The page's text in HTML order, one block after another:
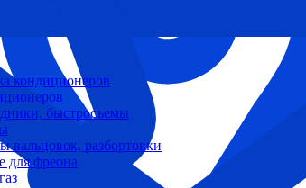
кондиционеров
быстросъемы
вальцовок, разбортовки
для фреона